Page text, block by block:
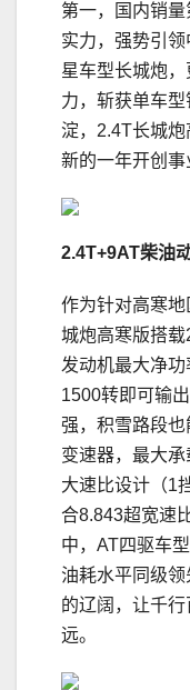
第一，国内销量
实力，强势引
星车型长城炮
力，斩获单车
淀，2.4T长城
新的一年开创事
2.4T+9AT柴油
作为针对高寒
城炮高寒版搭载
发动机最大净功
1500转即可输
强，积雪路段
变速器，最大承
大速比设计（1
合8.843超宽速
中，AT四驱车
油耗水平同级
的辽阔，让千
远。